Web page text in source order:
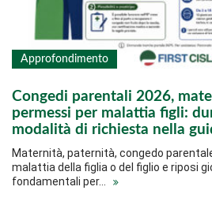
Approfondimento
Congedi parentali 2026,
permessi per malattia figli:
modalità di richiesta nella
Maternità, paternità, congedo
malattia della figlia o del figlio e riposi
fondamentali per…